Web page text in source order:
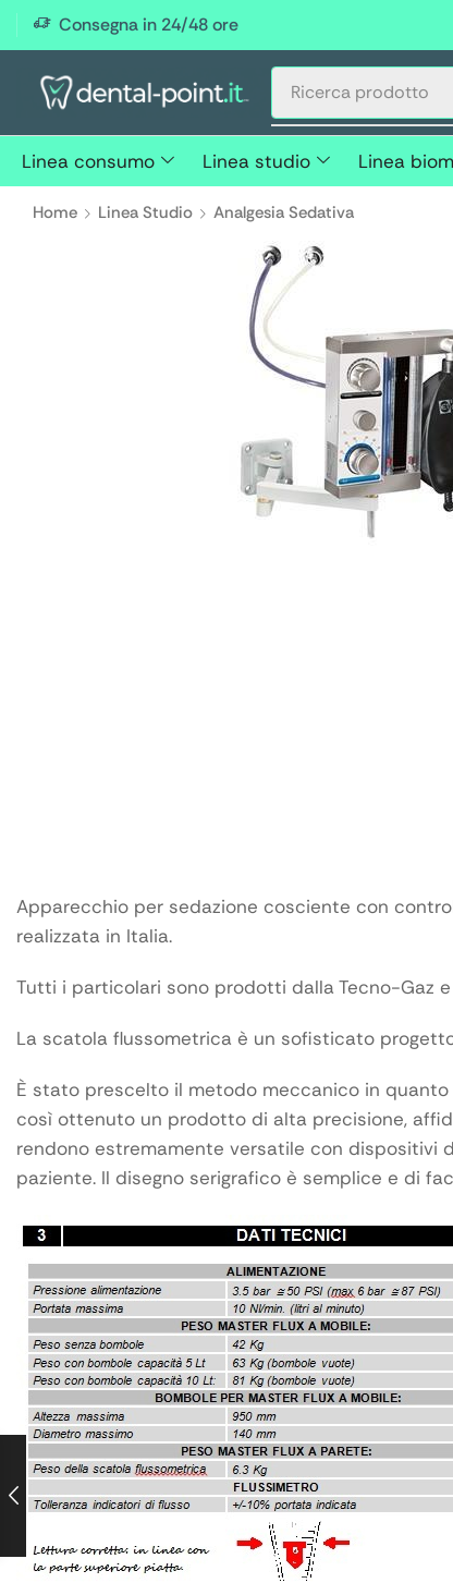
Consegna in 24/48 ore
Linea consumo Linea studio Linea
Home Linea Studio Analgesia Sedativa
Apparecchio per sedazione cosciente con
realizzata in Italia.
Tutti i particolari sono prodotti dalla Tecno-Gaz
La scatola flussometrica è un sofisticato
È stato prescelto il metodo meccanico in
così ottenuto un prodotto di alta precisione,
rendono estremamente versatile con dispositivi
paziente. Il disegno serigrafico è semplice e di